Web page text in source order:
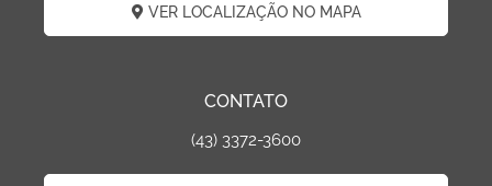
VER LOCALIZAÇÃO NO MAPA
CONTATO
(43) 3372-3600